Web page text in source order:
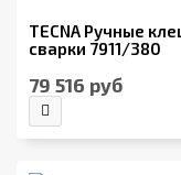
TECNA Ручные
сварки 7911/380
79 516 руб